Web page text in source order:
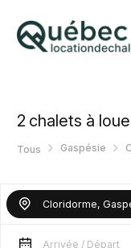
2 chalets à
Tous Gaspésie